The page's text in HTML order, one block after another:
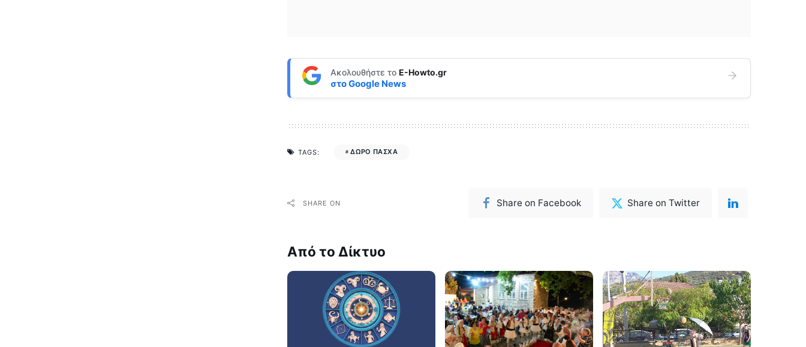
Ακολουθήστε το E-Howto.gr
στοGoogle News
TAGS: ΔΩΡΟ ΠΑΣΧΑ
SHARE ON Share on Facebook Share on Twitter
Από το Δίκτυο